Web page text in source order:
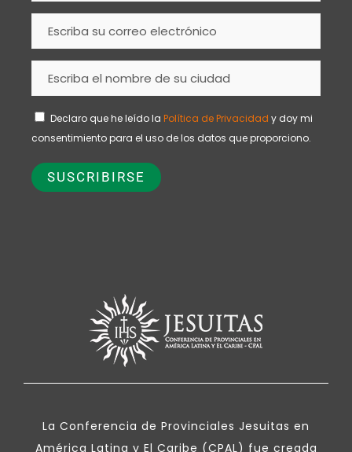
Declaro que he leído la Política de Privacidad y doy mi
consentimiento para el uso de los datos que proporciono.
La Conferencia de Provinciales Jesuitas en
América Latina y El Caribe (CPAL) fue creada